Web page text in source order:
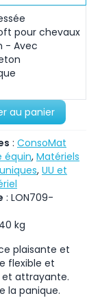
pour chevaux
- Avec
au panier
: ConsoMat
équin, Matériels
, UU et
: LON709-
kg
plaisante et
flexible et
attrayante.
la panique.